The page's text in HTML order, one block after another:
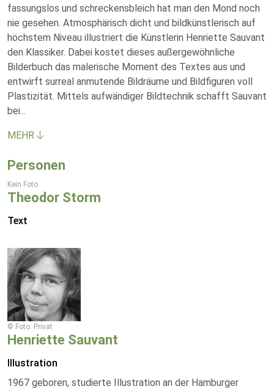
fassungslos und schreckensbleich hat man den Mond noch
nie gesehen. Atmosphärisch dicht und bildkünstlerisch auf
höchstem Niveau illustriert die Künstlerin Henriette Sauvant
den Klassiker. Dabei kostet dieses außergewöhnliche
Bilderbuch das malerische Moment des Textes aus und
entwirft surreal anmutende Bildräume und Bildfiguren voll
Plastizität. Mittels aufwändiger Bildtechnik schafft Sauvant
bei...
MEHR
Personen
Kein Foto
Theodor Storm
Text
© Foto: Privat
Henriette Sauvant
Illustration
1967 geboren, studierte Illustration an der Hamburger